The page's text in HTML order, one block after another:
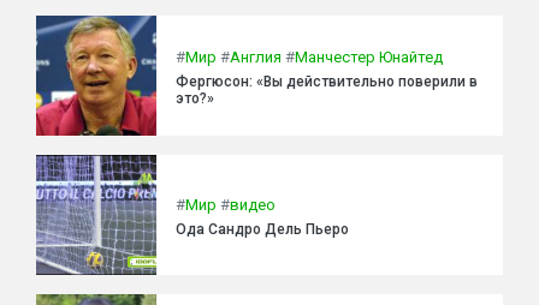
#Мир #Англия #Манчестер Юнайтед
Фергюсон: «Вы действительно поверили в
это?»
#Мир #видео
Ода Сандро Дель Пьеро